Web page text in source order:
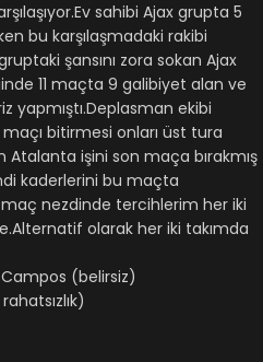
sahibi Ajax grupta 5
bu karşılaşmadaki rakibi
şansını zora sokan Ajax
11 maçta 9 galibiyet alan ve
yapmıştı.Deplasman ekibi
bitirmesi onları üst tura
işini son maça bırakmış
kaderlerini bu maçta
maç nezdinde tercihlerim her iki
olarak her iki takımda
Campos (belirsiz)